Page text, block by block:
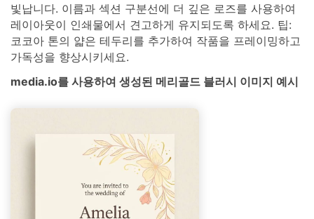
빛납니다. 이름과 섹션 구분선에 더 깊은 로즈를 사용하여
레이아웃이 인쇄물에서 견고하게 유지되도록 하세요. 팁:
코코아 톤의 얇은 테두리를 추가하여 작품을 프레이밍하고
가독성을 향상시키세요.
media.io를 사용하여 생성된 메리골드 블러시 이미지 예시